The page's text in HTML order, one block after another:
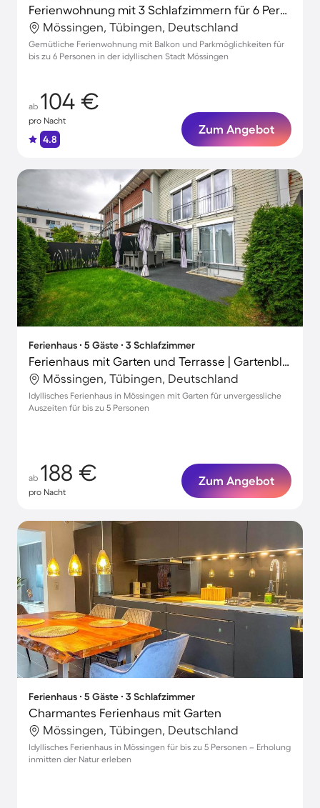
Ferienwohnung mit 3 Schlafzimmern für 6 Personen
Mössingen, Tübingen, Deutschland
Gemütliche Ferienwohnung mit Balkon und Parkmöglichkeiten für
bis zu 6 Personen in der idyllischen Stadt Mössingen
ab 104 €
pro Nacht
4.8
Zum Angebot
Ferienhaus ∙ 5 Gäste ∙ 3 Schlafzimmer
Ferienhaus mit Garten und Terrasse | Gartenblick
Mössingen, Tübingen, Deutschland
Idyllisches Ferienhaus in Mössingen mit Garten für unvergessliche
Auszeiten für bis zu 5 Personen
ab 188 €
pro Nacht
Zum Angebot
Ferienhaus ∙ 5 Gäste ∙ 3 Schlafzimmer
Charmantes Ferienhaus mit Garten
Mössingen, Tübingen, Deutschland
Idyllisches Ferienhaus in Mössingen für bis zu 5 Personen – Erholung
inmitten der Natur erleben